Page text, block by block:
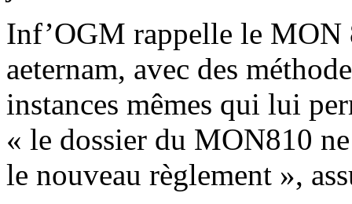
Inf’OGM rappelle le MON
aeternam, avec des
instances mêmes qui lui
« le dossier du MON810
le nouveau règlement »,